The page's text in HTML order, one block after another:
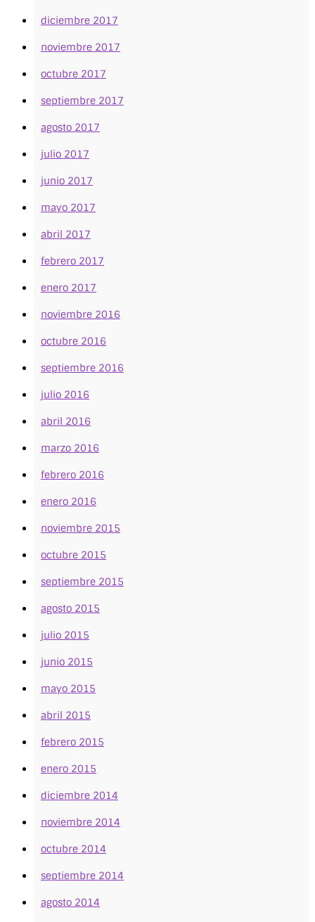
diciembre 2017
noviembre 2017
octubre 2017
septiembre 2017
agosto 2017
julio 2017
junio 2017
mayo 2017
abril 2017
febrero 2017
enero 2017
noviembre 2016
octubre 2016
septiembre 2016
julio 2016
abril 2016
marzo 2016
febrero 2016
enero 2016
noviembre 2015
octubre 2015
septiembre 2015
agosto 2015
julio 2015
junio 2015
mayo 2015
abril 2015
febrero 2015
enero 2015
diciembre 2014
noviembre 2014
octubre 2014
septiembre 2014
agosto 2014